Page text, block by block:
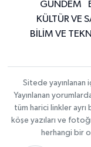
GÜNDEM
KÜLTÜR VE
BİLİM VE
Sitede yayınlanan
Yayınlanan
tüm harici linkler ayrı
köşe yazıları ve
herhangi bir